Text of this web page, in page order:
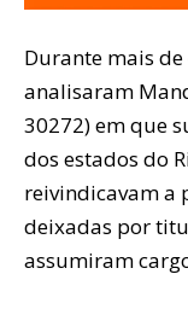
Durante mais
analisaram
30272) em que
dos estados do
reivindicavam a
deixadas por
assumiram